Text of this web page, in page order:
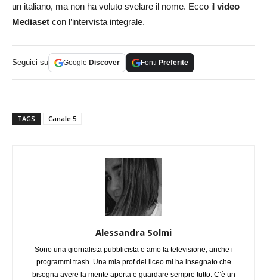
un italiano, ma non ha voluto svelare il nome. Ecco il video
Mediaset con l’intervista integrale.
Seguici su Google Discover Fonti Preferite
TAGS Canale 5
Alessandra Solmi
Sono una giornalista pubblicista e amo la televisione, anche i
programmi trash. Una mia prof del liceo mi ha insegnato che
bisogna avere la mente aperta e guardare sempre tutto. C’è un